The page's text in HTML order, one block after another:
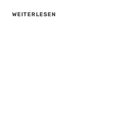
WEITERLESEN